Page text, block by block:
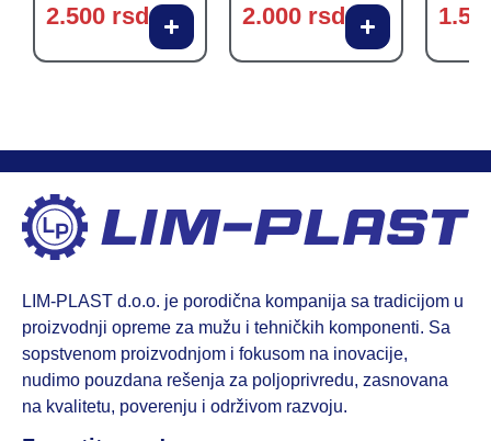
2.500 rsd 2.000 rsd
LIM-PLAST d.o.o. je porodična kompanija sa tradicijom u
proizvodnji opreme za mužu i tehničkih komponenti. Sa
sopstvenom proizvodnjom i fokusom na inovacije,
nudimo pouzdana rešenja za poljoprivredu, zasnovana
na kvalitetu, poverenju i održivom razvoju.